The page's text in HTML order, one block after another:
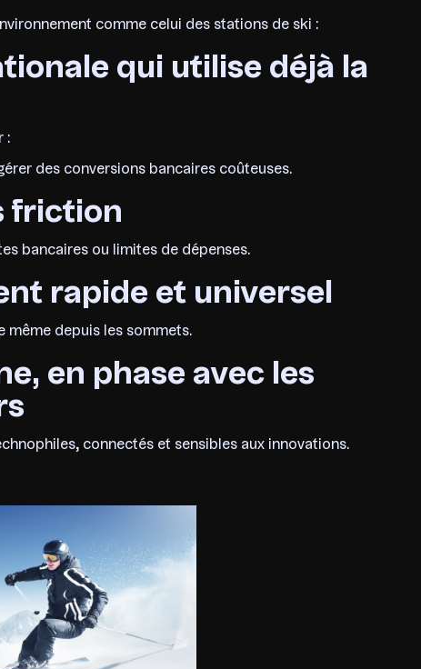
comme celui des stations de ski :
qui utilise déjà la
:
des conversions bancaires coûteuses.
friction
bancaires ou limites de dépenses.
rapide et universel
depuis les sommets.
en phase avec les
connectés et sensibles aux innovations.